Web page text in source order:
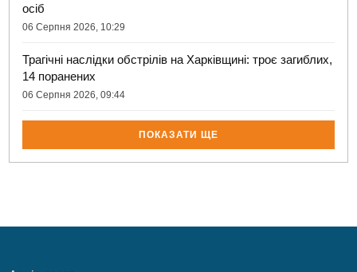
осіб
06 Серпня 2026, 10:29
Трагічні наслідки обстрілів на Харківщині: троє загиблих,
14 поранених
06 Серпня 2026, 09:44
ПОКАЗАТИ ЩЕ